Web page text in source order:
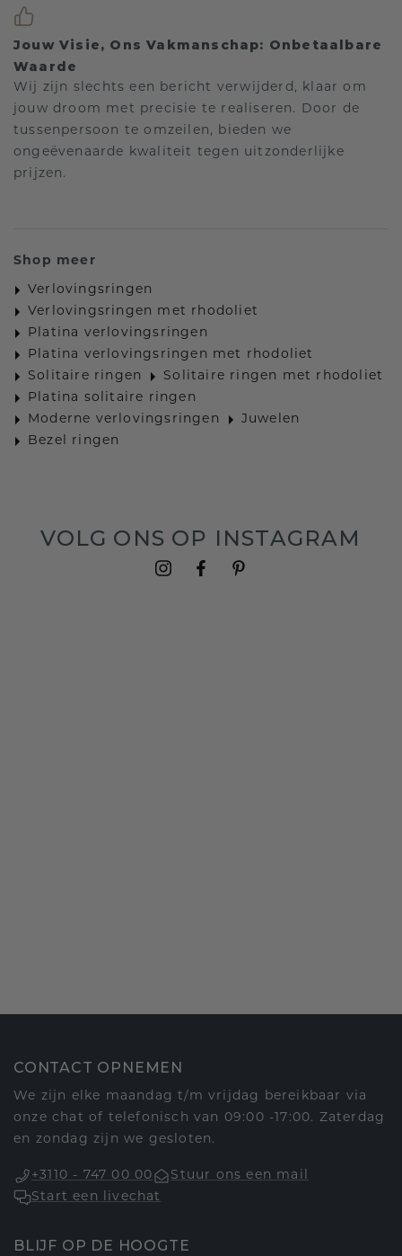
Jouw Visie, Ons Vakmanschap: Onbetaalbare
Waarde
Wij zijn slechts een bericht verwijderd, klaar om
jouw droom met precisie te realiseren. Door de
tussenpersoon te omzeilen, bieden we
ongeëvenaarde kwaliteit tegen uitzonderlijke
prijzen.
Shop meer
Verlovingsringen
Verlovingsringen met rhodoliet
Platina verlovingsringen
Platina verlovingsringen met rhodoliet
Solitaire ringen
Solitaire ringen met rhodoliet
Platina solitaire ringen
Moderne verlovingsringen
Juwelen
Bezel ringen
VOLG ONS OP INSTAGRAM
CONTACT OPNEMEN
We zijn elke maandag t/m vrijdag bereikbaar via
onze chat of telefonisch van 09:00 -17:00. Zaterdag
en zondag zijn we gesloten.
+3110 - 747 00 00
Stuur ons een mail
Start een livechat
BLIJF OP DE HOOGTE